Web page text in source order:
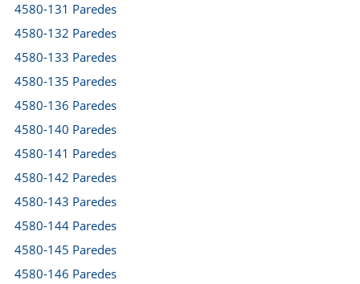
4580-131 Paredes
4580-132 Paredes
4580-133 Paredes
4580-135 Paredes
4580-136 Paredes
4580-140 Paredes
4580-141 Paredes
4580-142 Paredes
4580-143 Paredes
4580-144 Paredes
4580-145 Paredes
4580-146 Paredes